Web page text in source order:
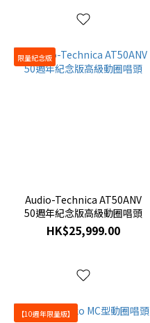
限量紀念版
Audio-Technica AT50ANV
50週年紀念版高級動圈唱頭
HK$25,999.00
【10週年限量版】